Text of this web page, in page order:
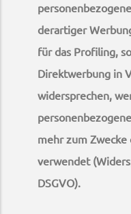
derartiger
für das Profiling,
Direktwerbung in
widersprechen,
mehr zum
verwendet
DSGVO).